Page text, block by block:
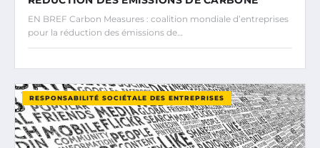
EN BREF Carbon Measures : coalition mondiale d’entreprises
pour la réduction des émissions de…
RESPONSABILITÉ SOCIÉTALE DES ENTREPRISES